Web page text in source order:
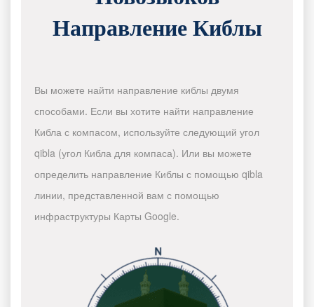
Направление Киблы
Вы можете найти направление киблы двумя
способами. Если вы хотите найти направление
Кибла с компасом, используйте следующий угол
qibla (угол Кибла для компаса). Или вы можете
определить направление Киблы с помощью qibla
линии, представленной вам с помощью
инфраструктуры Карты Google.